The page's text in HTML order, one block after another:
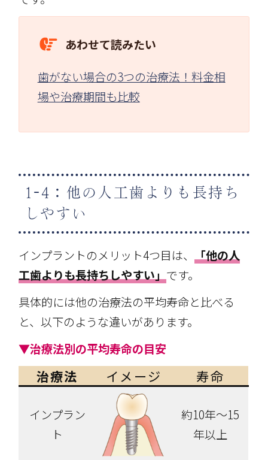
あわせて読みたい
歯がない場合の3つの治療法！料金相
場や治療期間も比較
1-4：他の人工歯よりも長持ち
しやすい
インプラントのメリット4つ目は、「他の人
工歯よりも長持ちしやすい」です。
具体的には他の治療法の平均寿命と比べる
と、以下のような違いがあります。
▼治療法別の平均寿命の目安
治療法 イメージ 寿命
インプラン
ト
約10年～15
年以上